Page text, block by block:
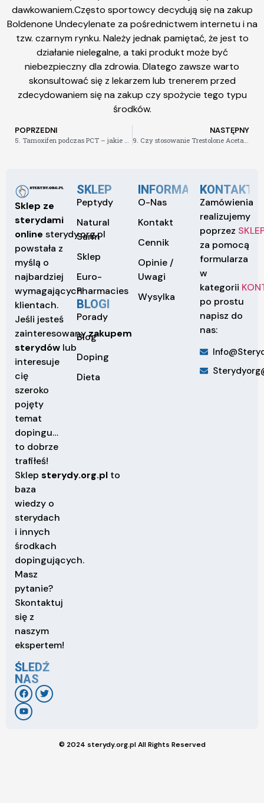
dawkowaniem.Często sportowcy decydują się na zakup
Boldenone Undecylenate za pośrednictwem internetu i na
tzw. czarnym rynku. Należy jednak pamiętać, że jest to
działanie nielegalne, a taki produkt może być
niebezpieczny dla zdrowia. Dlatego zawsze warto
skonsultować się z lekarzem lub trenerem przed
zdecydowaniem się na zakup czy spożycie tego typu
środków.
POPRZEDNI NASTĘPNY
Sklep ze
sterydami
online sterydy.org.pl
powstała z
myślą o
najbardziej
wymagających
klientach.
Jeśli jesteś
zainteresowanyzakupem
sterydów lub
interesuje
cię
szeroko
pojęty
temat
dopingu…
to dobrze
trafiłeś!
Sklep sterydy.org.pl to
baza
wiedzy o
sterydach
i innych
środkach
dopingujących.
Masz
pytanie?
Skontaktuj
się z
naszym
ekspertem!
ŚLEDŹ
NAS
SKLEP
Peptydy
Natural
Sarm
Sklep
Euro-
Pharmacies
BLOGI
Porady
Blog
Doping
Dieta
INFORMACJE
O-Nas
Kontakt
Cennik
Opinie /
Uwagi
Wysylka
KONTAKT
Zamówienia
realizujemy
poprzez
za pomocą
formularza
w
kategorii
po prostu
napisz do
nas:
© 2024 sterydy.org.pl All Rights Reserved